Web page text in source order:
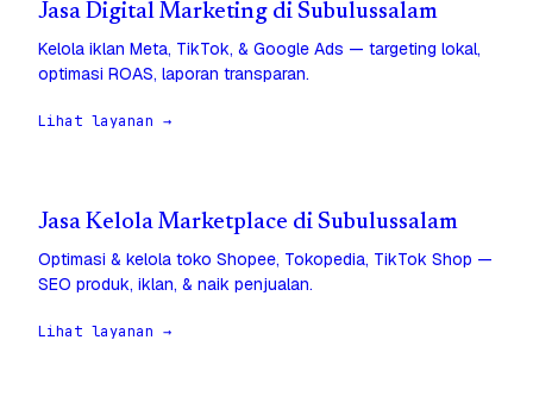
Jasa Digital Marketing di Subulussalam
Kelola iklan Meta, TikTok, & Google Ads — targeting lokal,
optimasi ROAS, laporan transparan.
Lihat layanan →
Jasa Kelola Marketplace di Subulussalam
Optimasi & kelola toko Shopee, Tokopedia, TikTok Shop —
SEO produk, iklan, & naik penjualan.
Lihat layanan →